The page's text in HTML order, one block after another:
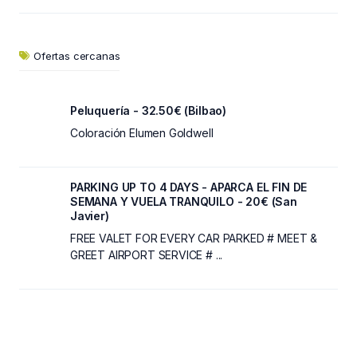
Ofertas cercanas
Peluquería - 32.50€ (Bilbao)
Coloración Elumen Goldwell
PARKING UP TO 4 DAYS - APARCA EL FIN DE
SEMANA Y VUELA TRANQUILO - 20€ (San
Javier)
FREE VALET FOR EVERY CAR PARKED # MEET &
GREET AIRPORT SERVICE # ...